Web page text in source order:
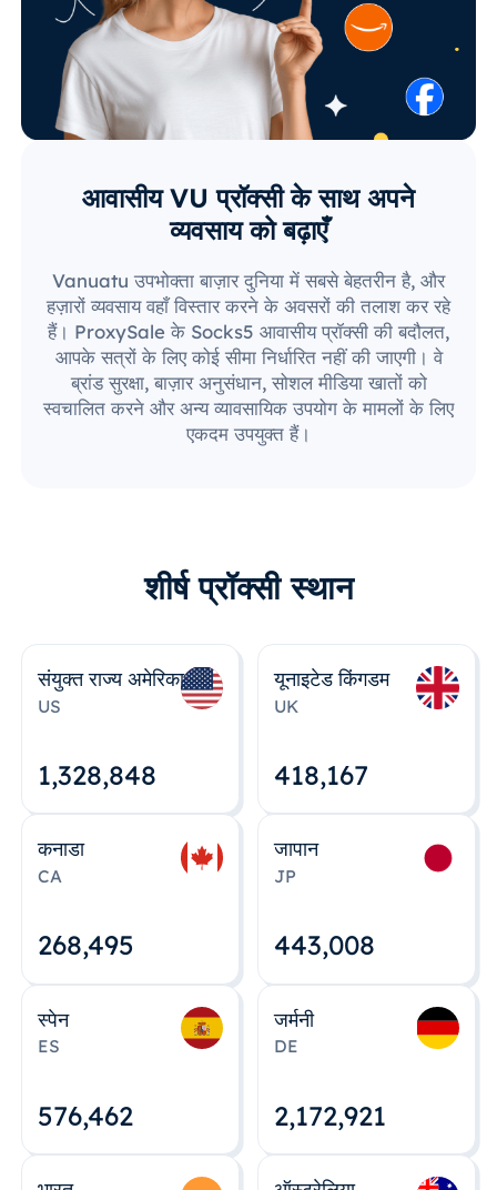
आवासीय VU प्रॉक्सी के साथ अपने
व्यवसाय को बढ़ाएँ
Vanuatu उपभोक्ता बाज़ार दुनिया में सबसे बेहतरीन है, और
हज़ारों व्यवसाय वहाँ विस्तार करने के अवसरों की तलाश कर रहे
हैं। ProxySale के Socks5 आवासीय प्रॉक्सी की बदौलत,
आपके सत्रों के लिए कोई सीमा निर्धारित नहीं की जाएगी। वे
ब्रांड सुरक्षा, बाज़ार अनुसंधान, सोशल मीडिया खातों को
स्वचालित करने और अन्य व्यावसायिक उपयोग के मामलों के लिए
एकदम उपयुक्त हैं।
शीर्ष प्रॉक्सी स्थान
संयुक्त राज्य अमेरिका
US
1,328,848
यूनाइटेड किंगडम
UK
418,167
कनाडा
CA
268,495
जापान
JP
443,008
स्पेन
ES
576,463
जर्मनी
DE
2,172,922